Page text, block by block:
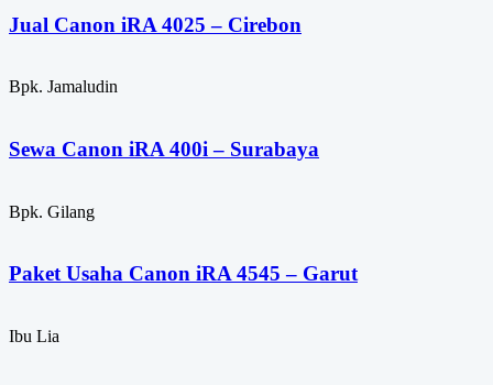
Jual Canon iRA 4025 – Cirebon
Bpk. Jamaludin
Sewa Canon iRA 400i – Surabaya
Bpk. Gilang
Paket Usaha Canon iRA 4545 – Garut
Ibu Lia